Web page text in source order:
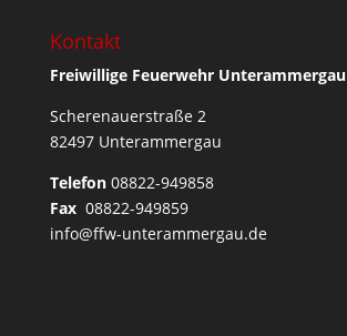
Kontakt
Freiwillige Feuerwehr Unterammergau
Scherenauerstraße 2
82497 Unterammergau
Telefon08822-949858
Fax08822-949859
info@ffw-unterammergau.de